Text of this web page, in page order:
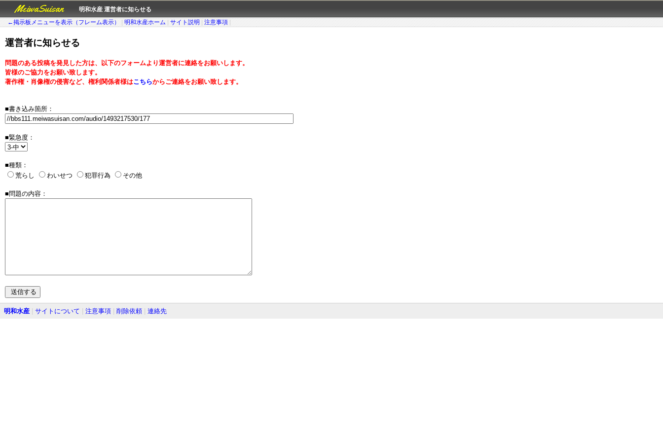
MeiwaSuisan
明和水産 運営者に知らせる
←掲示板メニューを表示（フレーム表示）
明和水産ホーム サイト説明 注意事項
運営者に知らせる
問題のある投稿を発見した方は、以下のフォームより運営者に連絡をお願いします。
皆様のご協力をお願い致します。
著作権・肖像権の侵害など、権利関係者様はこちらからご連絡をお願い致します。
■書き込み箇所：
■緊急度：
■種類：
荒らし
わいせつ 犯罪行為 その他
■問題の内容：
明和水産 サイトについて 注意事項 削除依頼 連絡先